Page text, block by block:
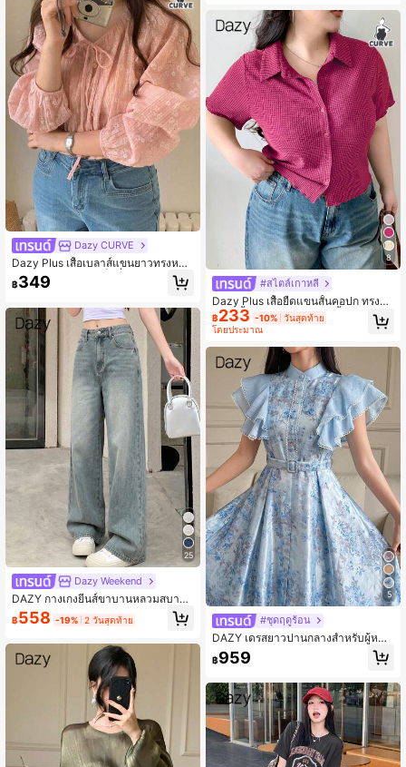
Dazy CURVE
Dazy Plus เสื้อเบลาส์แขนยาวทรงหลว
มสีชมพูลายดอกไม้เล็กทั่วตัว ผูกเอว แข
นโคมไฟ สไตล์หรูหรา สำหรับฤดูใบไม้ผ
฿349
25
Dazy Weekend
DAZY กางเกงยีนส์ขาบานหลวมสบาย
สำหรับผู้หญิง สีตัดกัน มีกระเป๋า สำหรับ
ใส่ไปโรงเรียน
฿558 -19% 2 วันสุดท้าย
8
#สไตล์เกาหลี
Dazy Plus เสื้อยืดแขนสั้นคอปก ทรงฟิ
ต ผ้าเนื้อหยาบ ไซส์พิเศษ, เสื้อผ้าฤดูร้อน
สำหรับผู้หญิง รุ่นฤดูใบไม้ผลิ/ฤดูร้อน, เสื้
฿233 -10% วันสุดท้าย
โดยประมาณ
5
#ชุดฤดูร้อน
DAZY เดรสยาวปานกลางสำหรับผู้หญิง
ดีไซน์หรูหรา ประดับด้วยผ้าลูกไม้และล
ายดอกไม้ คอตั้ง มีเข็มขัด แขนระบาย เ
฿959